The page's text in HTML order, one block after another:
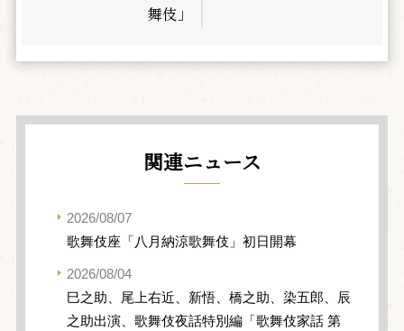
舞伎」
関連ニュース
2026/08/07
歌舞伎座「八月納涼歌舞伎」初日開幕
2026/08/04
巳之助、尾上右近、新悟、橋之助、染五郎、辰
之助出演、歌舞伎夜話特別編「歌舞伎家話 第